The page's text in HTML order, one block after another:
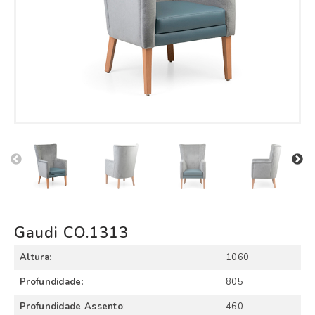
Gaudi CO.1313
Altura:
1060
Profundidade:
805
Profundidade Assento: 460